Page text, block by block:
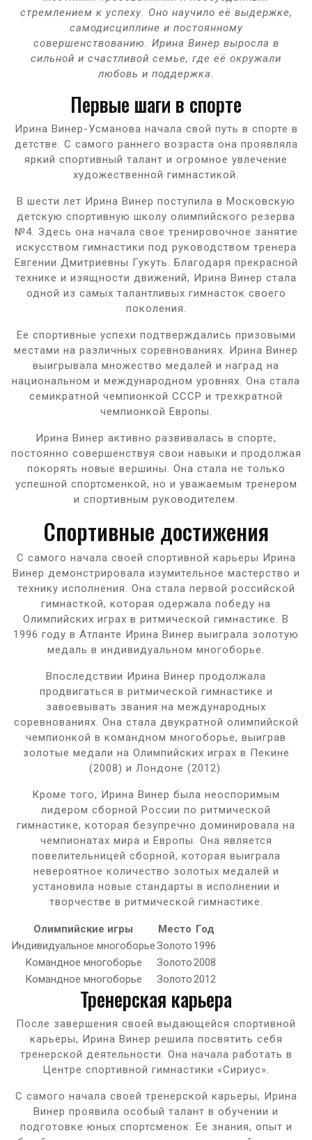
стремлением к успеху. Оно научило её выдержке,
самодисциплине и постоянному
совершенствованию. Ирина Винер выросла в
сильной и счастливой семье, где её окружали
любовь и поддержка.
Первые шаги в спорте
Ирина Винер-Усманова начала свой путь в спорте в
детстве. С самого раннего возраста она проявляла
яркий спортивный талант и огромное увлечение
художественной гимнастикой.
В шести лет Ирина Винер поступила в Московскую
детскую спортивную школу олимпийского резерва
№4. Здесь она начала свое тренировочное занятие
искусством гимнастики под руководством тренера
Евгении Дмитриевны Гукуть. Благодаря прекрасной
технике и изящности движений, Ирина Винер стала
одной из самых талантливых гимнасток своего
поколения.
Ее спортивные успехи подтверждались призовыми
местами на различных соревнованиях. Ирина Винер
выигрывала множество медалей и наград на
национальном и международном уровнях. Она стала
семикратной чемпионкой СССР и трехкратной
чемпионкой Европы.
Ирина Винер активно развивалась в спорте,
постоянно совершенствуя свои навыки и продолжая
покорять новые вершины. Она стала не только
успешной спортсменкой, но и уважаемым тренером
и спортивным руководителем.
Спортивные достижения
С самого начала своей спортивной карьеры Ирина
Винер демонстрировала изумительное мастерство и
технику исполнения. Она стала первой российской
гимнасткой, которая одержала победу на
Олимпийских играх в ритмической гимнастике. В
1996 году в Атланте Ирина Винер выиграла золотую
медаль в индивидуальном многоборье.
Впоследствии Ирина Винер продолжала
продвигаться в ритмической гимнастике и
завоевывать звания на международных
соревнованиях. Она стала двукратной олимпийской
чемпионкой в командном многоборье, выиграв
золотые медали на Олимпийских играх в Пекине
(2008) и Лондоне (2012).
Кроме того, Ирина Винер была неоспоримым
лидером сборной России по ритмической
гимнастике, которая безупречно доминировала на
чемпионатах мира и Европы. Она является
повелительницей сборной, которая выиграла
невероятное количество золотых медалей и
установила новые стандарты в исполнении и
творчестве в ритмической гимнастике.
Олимпийские игры Место Год
Индивидуальное многоборьеЗолото 1996
Командное многоборье
Золото 2008
Командное многоборье
Золото 2012
Тренерская карьера
После завершения своей выдающейся спортивной
карьеры, Ирина Винер решила посвятить себя
тренерской деятельности. Она начала работать в
Центре спортивной гимнастики «Сириус».
С самого начала своей тренерской карьеры, Ирина
Винер проявила особый талант в обучении и
подготовке юных спортсменок. Ее знания, опыт и